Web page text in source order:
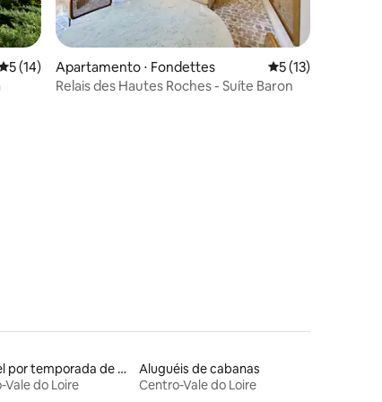
de uma avaliação média de 5, 14 avaliações
5 (14)
Apartamento ⋅ Fondettes 5 de uma
5 (13)
Relais des Hautes Roches - Suíte Baron
Aluguel por temporada de barcos
Vale do Loire
Aluguéis de cabanas
Centro-Vale do Loire